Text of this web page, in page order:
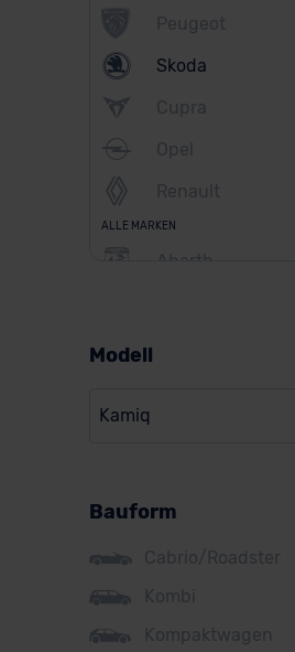
Peugeot
Skoda
Cupra
Opel
Renault
ALLE MARKEN
Abarth
Citroen
Cupra
DS
Dacia
Modell
Kamiq
Bauform
Cabrio/Roadster
Kombi
Kompaktwagen